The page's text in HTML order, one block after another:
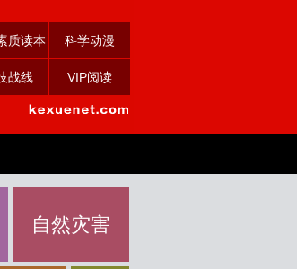
质读本 科学动漫
战线 VIP阅读
自然灾害